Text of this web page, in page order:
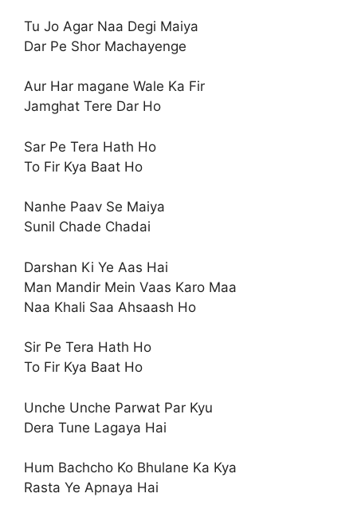
Tu Jo Agar Naa Degi Maiya
Dar Pe Shor Machayenge
Aur Har magane Wale Ka Fir
Jamghat Tere Dar Ho
Sar Pe Tera Hath Ho
To Fir Kya Baat Ho
Nanhe Paav Se Maiya
Sunil Chade Chadai
Darshan Ki Ye Aas Hai
Man Mandir Mein Vaas Karo Maa
Naa Khali Saa Ahsaash Ho
Sir Pe Tera Hath Ho
To Fir Kya Baat Ho
Unche Unche Parwat Par Kyu
Dera Tune Lagaya Hai
Hum Bachcho Ko Bhulane Ka Kya
Rasta Ye Apnaya Hai